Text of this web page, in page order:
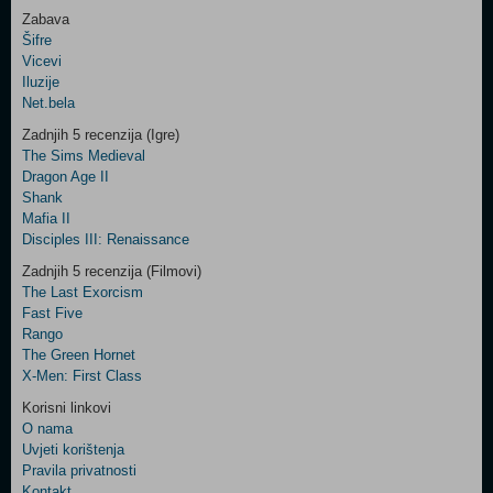
Control
Field
Two
Newsletter
Control
Field
Three
Newsletter
Zabava
Šifre
Vicevi
Iluzije
Net.bela
Zadnjih 5 recenzija (Igre)
The Sims Medieval
Dragon Age II
Shank
Mafia II
Disciples III: Renaissance
Zadnjih 5 recenzija (Filmovi)
The Last Exorcism
Fast Five
Rango
The Green Hornet
X-Men: First Class
Korisni linkovi
O nama
Uvjeti korištenja
Pravila privatnosti